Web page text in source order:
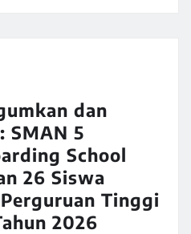
dan
SMAN 5
School
26 Siswa
Tinggi
2026